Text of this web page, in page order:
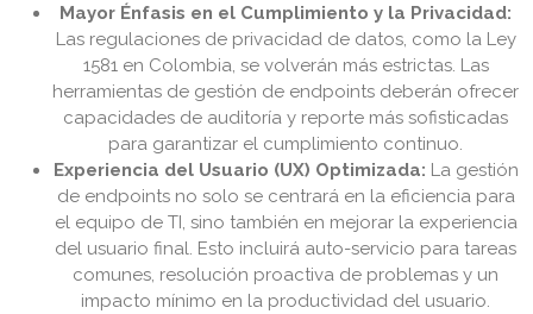
Mayor Énfasis en el Cumplimiento y la Privacidad:
Las regulaciones de privacidad de datos, como la Ley
1581 en Colombia, se volverán más estrictas. Las
herramientas de gestión de endpoints deberán ofrecer
capacidades de auditoría y reporte más sofisticadas
para garantizar el cumplimiento continuo.
Experiencia del Usuario (UX) Optimizada: La gestión
de endpoints no solo se centrará en la eficiencia para
el equipo de TI, sino también en mejorar la experiencia
del usuario final. Esto incluirá auto-servicio para tareas
comunes, resolución proactiva de problemas y un
impacto mínimo en la productividad del usuario.